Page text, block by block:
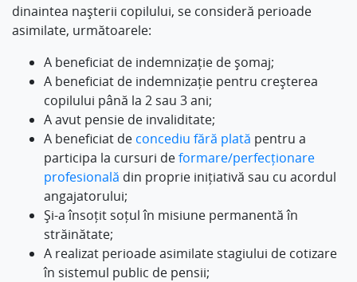
dinaintea nașterii copilului, se consideră perioade
asimilate, următoarele:
A beneficiat de indemnizație de șomaj;
A beneficiat de indemnizație pentru creșterea
copilului până la 2 sau 3 ani;
A avut pensie de invaliditate;
A beneficiat de concediu fără plată pentru a
participa la cursuri deformare/perfecționare
profesională din proprie inițiativă sau cu acordul
angajatorului;
Și-a însoțit soțul în misiune permanentă în
străinătate;
A realizat perioade asimilate stagiului de cotizare
în sistemul public de pensii;